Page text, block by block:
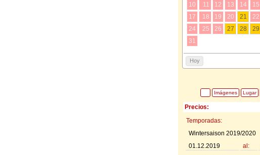
10
11 12 13 14 15
17
18 19 20 21 22
24
25 26 27 28 29
31
Hoy
Imágenes Lugar
Precios:
Temporadas:
Wintersaison 2019/2020
01.12.2019
al: